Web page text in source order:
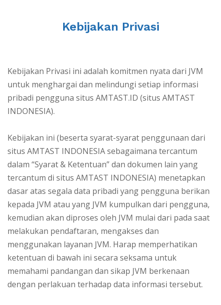
Kebijakan Privasi
Kebijakan Privasi ini adalah komitmen nyata dari JVM
untuk menghargai dan melindungi setiap informasi
pribadi pengguna situs AMTAST.ID (situs AMTAST
INDONESIA).
Kebijakan ini (beserta syarat-syarat penggunaan dari
situs AMTAST INDONESIA sebagaimana tercantum
dalam “Syarat & Ketentuan” dan dokumen lain yang
tercantum di situs AMTAST INDONESIA) menetapkan
dasar atas segala data pribadi yang pengguna berikan
kepada JVM atau yang JVM kumpulkan dari pengguna,
kemudian akan diproses oleh JVM mulai dari pada saat
melakukan pendaftaran, mengakses dan
menggunakan layanan JVM. Harap memperhatikan
ketentuan di bawah ini secara seksama untuk
memahami pandangan dan sikap JVM berkenaan
dengan perlakuan terhadap data informasi tersebut.